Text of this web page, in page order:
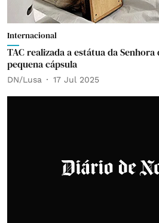
Internacional
TAC realizada a estátua da
pequena cápsula
DN/Lusa 17 Jul 2025